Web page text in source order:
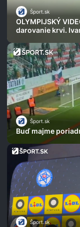
Šport.sk
OLYMPIJSKÝ
darovanie krvi.
Šport.sk
Buď majme
Šport.sk